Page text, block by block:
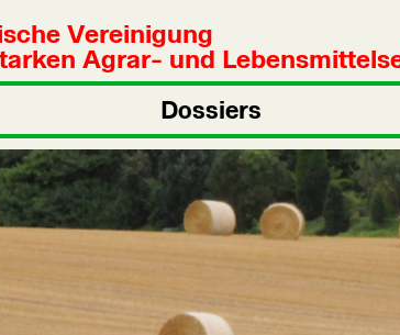
Vereinigung
Agrar- und
Dossiers